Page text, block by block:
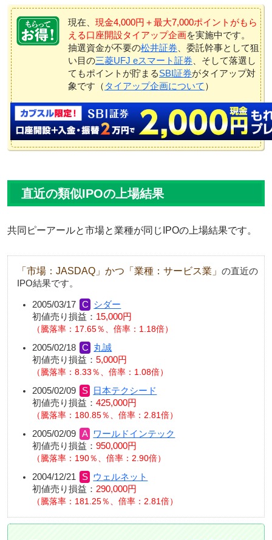
現在、 現金4,000円＋最大7,000ポイントがもら
える口座開設タイアップ企画を実施中です。
抽選資金が不要の松井証券 、委託幹事として狙
い目の三菱UFJ eスマート証券 、そして落選し
てもポイントが貯まるSBI証券がタイアップ対
象です（ タイアップ企画について ）
直近の類似IPOの上場結果
共同ピーアールと市場と業種が同じIPOの上場結果です。
「市場：JASDAQ」かつ「業種：サービス業」 の直近の
IPO結果です。
2005/03/17
シダー
初値売り損益： 15,000円
騰落率：17.65％、倍率：1.18倍
2005/02/18
丸誠
初値売り損益： 5,000円
騰落率：8.33％、倍率：1.08倍
2005/02/09
日本テクシード
初値売り損益： 425,000円
騰落率：180.85％、倍率：2.81倍
2005/02/09
ワールドインテック
初値売り損益： 950,000円
騰落率：190％、倍率：2.90倍
2004/12/21
ウェルネット
初値売り損益： 290,000円
騰落率：181.25％、倍率：2.81倍